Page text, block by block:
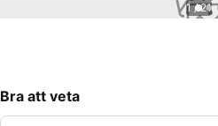
1 / 21
Bra att veta